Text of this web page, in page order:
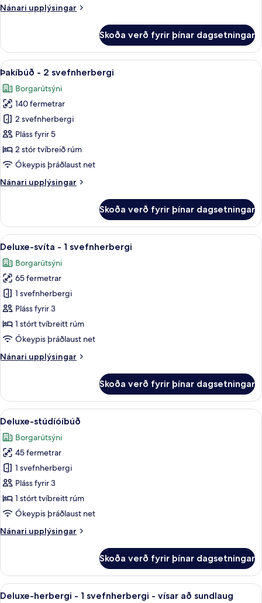
-
sundlaug
Nánari upplýsingar
Nánari
svíta
1
-
aðgengi
að
sundlaug
Skoða verð fyrir þínar dagsetningar
Skoða
allar
myndir
fyrir
Þakíbúð
-
2
svefnherbergi
Þakíbúð - 2 svefnherbergi | Rúmföt
13
Þakíbúð - 2 svefnherbergi
Borgarútsýni
140 fermetrar
2 svefnherbergi
Pláss fyrir 5
2 stór tvíbreið rúm
Ókeypis þráðlaust net
Nánari upplýsingar
Nánari
-
svefnherbergi
Skoða verð fyrir þínar dagsetningar
Skoða
allar
myndir
fyrir
Deluxe-
svíta
-
1
svefnherbergi
Rúmföt úr egypskri bómull, rúmföt
15
Deluxe-svíta - 1 svefnherbergi
Borgarútsýni
65 fermetrar
1 svefnherbergi
Pláss fyrir 3
1 stórt tvíbreitt rúm
Ókeypis þráðlaust net
Nánari upplýsingar
Nánari
svíta
1
Skoða verð fyrir þínar dagsetningar
Skoða
allar
myndir
fyrir
Deluxe-
stúdíóíbúð
Rúmföt úr egypskri bómull, rúmföt
6
Deluxe-stúdíóíbúð
Borgarútsýni
45 fermetrar
1 svefnherbergi
Pláss fyrir 3
1 stórt tvíbreitt rúm
Ókeypis þráðlaust net
Nánari upplýsingar
Nánari
stúdíóíbúð
Skoða verð fyrir þínar dagsetningar
Skoða
Deluxe-herbergi - 1 svefnherbergi -
8
Deluxe-herbergi - 1 svefnherbergi - vísar að sundlaug